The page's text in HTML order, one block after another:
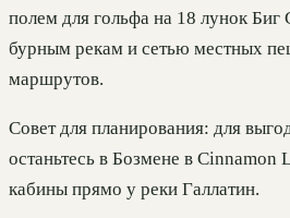
полем для гольфа на 18 лунок Биг
бурным рекам и сетью местных
маршрутов.
Совет для планирования: для
останьтесь в Бозмене в Cinnamon
кабины прямо у реки Галлатин.